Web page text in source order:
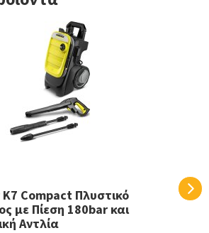
Compact Πλυστικό
με Πίεση 180bar και
Αντλία